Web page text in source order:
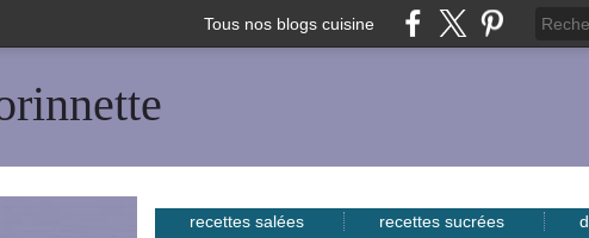
Tous nos blogs cuisine
recettes salées recettes sucrées